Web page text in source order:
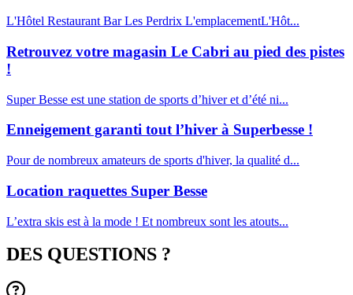
L'Hôtel Restaurant Bar Les Perdrix L'emplacementL'Hôt...
Retrouvez votre magasin Le Cabri au pied des pistes
!
Super Besse est une station de sports d’hiver et d’été ni...
Enneigement garanti tout l’hiver à Superbesse !
Pour de nombreux amateurs de sports d'hiver, la qualité d...
Location raquettes Super Besse
L’extra skis est à la mode ! Et nombreux sont les atouts...
DES QUESTIONS ?